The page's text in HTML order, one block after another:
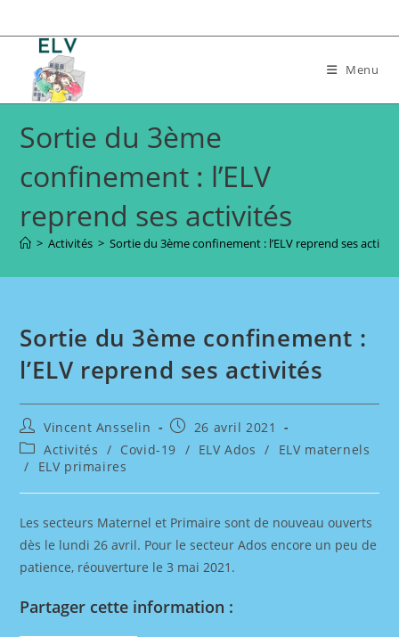
to
content
Menu
Sortie du 3ème
confinement : l’ELV
reprend ses activités
> Activités > Sortie du 3ème confinement : l’ELV reprend ses
Sortie du 3ème confinement :
l’ELV reprend ses activités
Auteur/autrice
de
la
publication :
Vincent Ansselin
Publication
publiée :
26 avril 2021
Post
category:
Activités / Covid-19 / ELV Ados /
ELV maternels
/
ELV primaires
Les secteurs Maternel et Primaire sont de nouveau ouverts
dès le lundi 26 avril. Pour le secteur Ados encore un peu de
patience, réouverture le 3 mai 2021.
Partager cette information :